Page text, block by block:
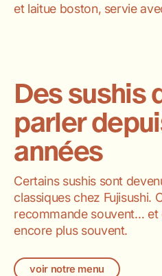
et laitue boston, servie
Des sushis
parler
années
Certains sushis sont
classiques chez Fujisushi.
recommande souvent… et
encore plus souvent.
voir notre menu